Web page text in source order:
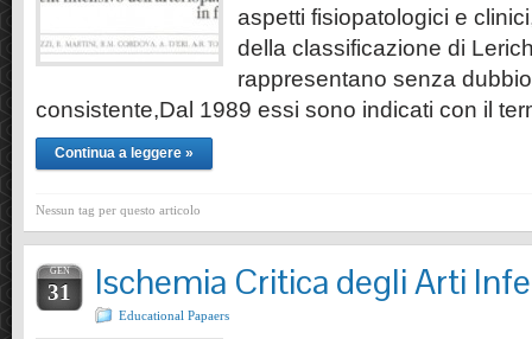
aspetti fisiopatologici e
della classificazione di
rappresentano senza
consistente,Dal 1989 essi sono indicati con il
Continua a leggere »
Nessun tag per questo articolo
GEN
31 Ischemia Critica degli Arti
Educational Papaers